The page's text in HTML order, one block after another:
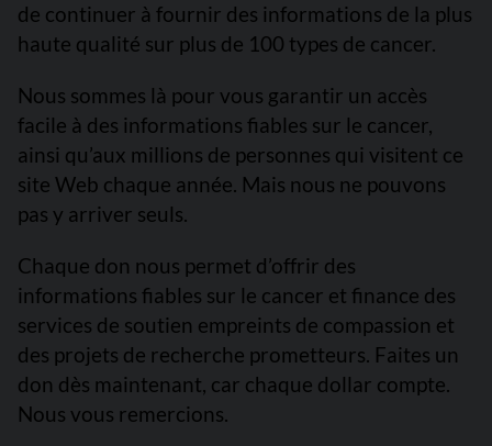
de continuer à fournir des informations de la plus
haute qualité sur plus de 100 types de cancer.
Nous sommes là pour vous garantir un accès
facile à des informations fiables sur le cancer,
ainsi qu’aux millions de personnes qui visitent ce
site Web chaque année. Mais nous ne pouvons
pas y arriver seuls.
Chaque don nous permet d’offrir des
informations fiables sur le cancer et finance des
services de soutien empreints de compassion et
des projets de recherche prometteurs. Faites un
don dès maintenant, car chaque dollar compte.
Nous vous remercions.